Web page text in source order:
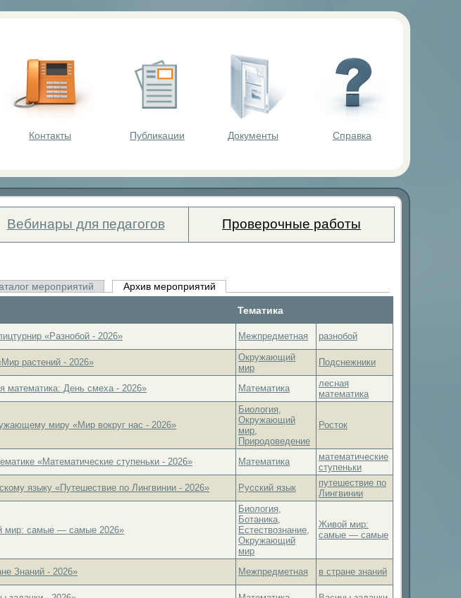
Контакты Публикации Документы Справка
Вебинары для педагогов Проверочные работы
мероприятий
Архив мероприятий
Тематика
«Разнобой - 2026» Межпредметная
разнобой
растений - 2026»
Окружающий
мир
Подснежники
математика: День смеха - 2026» Математика
лесная
математика
миру «Мир вокруг нас - 2026»
Биология,
Окружающий
мир,
Природоведение
Росток
«Математические ступеньки - 2026» Математика
математические
ступеньки
языку «Путешествие по Лингвинии - 2026» Русский язык
путешествие по
Лингвинии
мир: самые — самые 2026»
Биология,
Ботаника,
Естествознание,
Окружающий
мир
Живой мир:
самые — самые
Знаний - 2026» Межпредметная
в стране знаний